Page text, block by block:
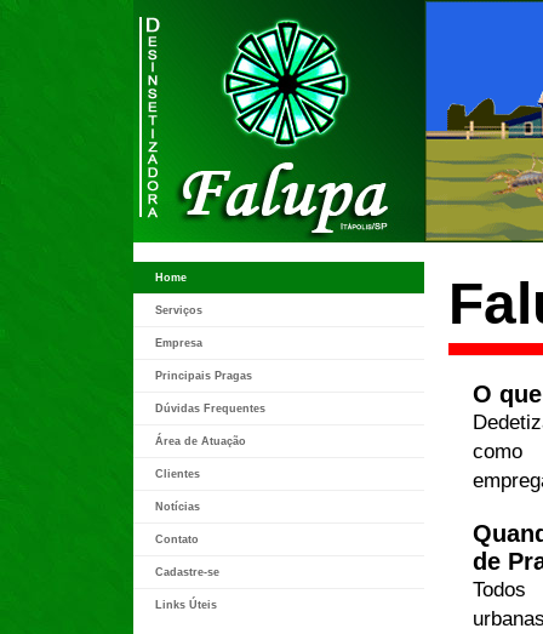
Home
Serviços
Empresa
Principais Pragas
Dúvidas Frequentes
Área de Atuação
Clientes
Notícias
Contato
Cadastre-se
Links Úteis
O
como
de
Todos